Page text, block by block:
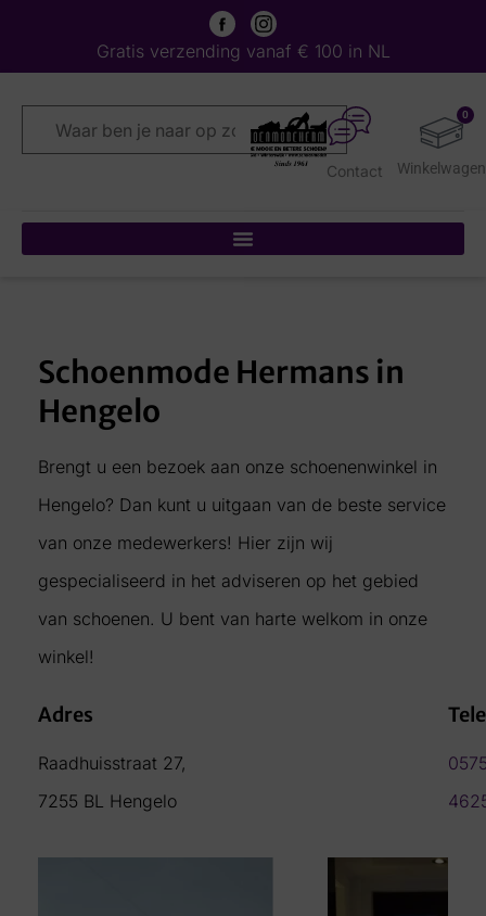
Gratis verzending vanaf € 100 in NL
0
Contact
Schoenmode Hermans in
Hengelo
Brengt u een bezoek aan onze schoenenwinkel in
Hengelo? Dan kunt u uitgaan van de beste service
van onze medewerkers! Hier zijn wij
gespecialiseerd in het adviseren op het gebied
van schoenen. U bent van harte welkom in onze
winkel!
Adres
Raadhuisstraat 27,
7255 BL Hengelo